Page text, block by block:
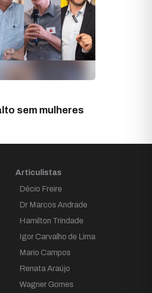
sem mulheres
Articulistas
Décio Freire
Dr Marcos Andrade
Hamilton Trindade
Igor Carvalho de Lima
Mario Campos
Renata Araújo
Wagner Gomes